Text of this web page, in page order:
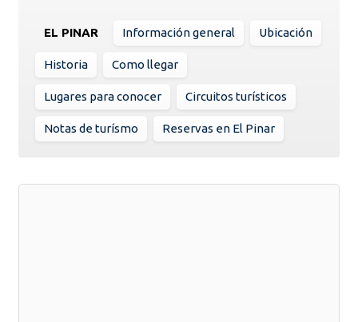
EL PINAR Información general Ubicación
Historia Como llegar
Lugares para conocer Circuitos turísticos
Notas de turísmo Reservas en El Pinar